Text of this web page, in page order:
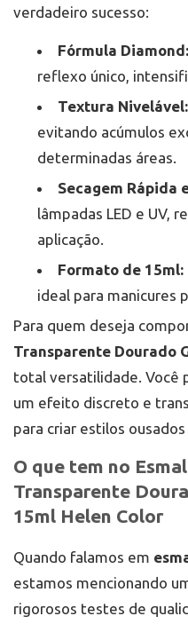
Remoção Segura:Utilize um
indicado. Evite raspar ou
Proteção Diária:Use luvas
esmaltação e a saúde das
Esmalte em Gel
verdadeiro sucesso:
Fórmula Diamond:
reflexo único,
Textura Nivelável:
evitando acúmulos
determinadas áreas.
Secagem Rápida
lâmpadas LED e UV,
aplicação.
Formato de 15ml:
ideal para manicures
Para quem deseja
Transparente Dourado
total versatilidade. Você
um efeito discreto e
para criar estilos
O que tem no
Transparente
15ml Helen Color
Quando falamos em
estamos mencionando
rigorosos testes de